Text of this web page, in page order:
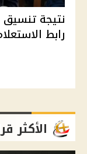
نتيجة تنسيق
رابط
الأكثر